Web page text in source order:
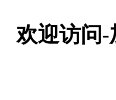
欢迎访问-